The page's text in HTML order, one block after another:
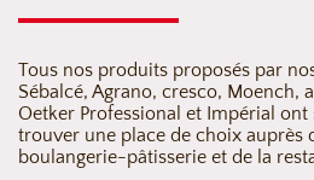
Tous nos produits proposés par
Sébalcé, Agrano, cresco, Moench,
Oetker Professional et Impérial
trouver une place de choix auprès
boulangerie-pâtisserie et de la